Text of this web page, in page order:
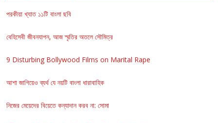
পরকীয়া খ্যাত ১১টি বাংলা ছবি
বেহিসেবী জীবনযাপন, আজ স্মৃতির অতলে সৌমিত্র
9 Disturbing Bollywood Films on Marital Rape
আশা জাগিয়েও ব্যর্থ যে নয়টি বাংলা ধারাবাহিক
নিজের মেয়েদের বিয়েতে কন্যাদান করব না: সোমা